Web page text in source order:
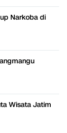
Narkoba di
Wisata Jatim